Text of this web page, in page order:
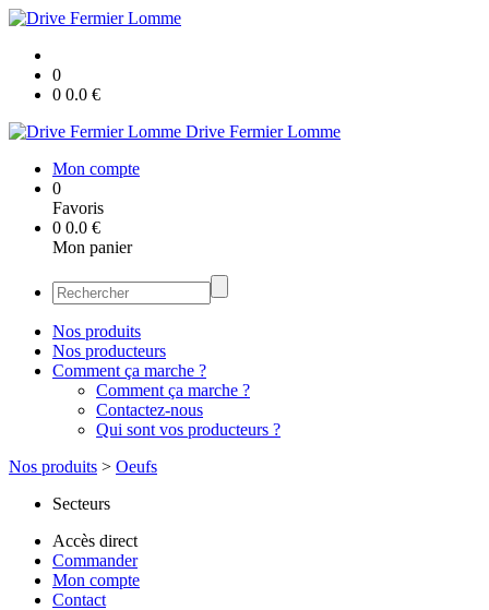
0
0 0.0 €
Drive Fermier Lomme
Mon compte
0
Favoris
0 0.0 €
Mon panier
Nos produits
Nos producteurs
Comment ça marche ?
Comment ça marche ?
Contactez-nous
Qui sont vos producteurs ?
Nos produits > Oeufs
Secteurs
Accès direct
Commander
Mon compte
Contact